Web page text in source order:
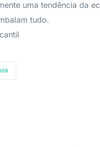
uma tendência da
tudo.